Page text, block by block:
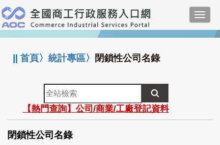
跳
到
主
要
:::
||首頁〉統計專區〉 閉鎖性公司名錄
全
站
檢
索
【熱門查詢】公司/商業/工廠登記資料
閉鎖性公司名錄